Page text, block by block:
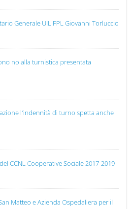
Generale UIL FPL Giovanni Torluccio
no alla turnistica presentata
l'indennità di turno spetta anche
CCNL Cooperative Sociale 2017-2019
Matteo e Azienda Ospedaliera per il